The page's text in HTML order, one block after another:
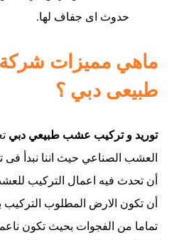
حدوث اى جفاف لها.
ماهي مميزات
طبيعى دبي ؟
توريد و تركيب عشب طبيعي دبي
العشب الصناعي حيث اننا نبدأ فى
أن تحدث فيه اعمال التركيب
أن تكون الارض المطلوب التركيب
تماما من الفجوات بحيث تكون